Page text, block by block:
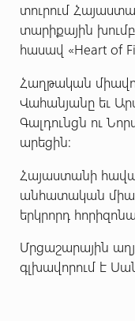
տուրում
տարիքային
հասավ «Heart of
Հաղթական
Վահանյանը եւ
Գալդունցն ու
արեցին:
Հայաստանի
անհատական
երկրորդ
Մրցաշարային
գլխավորում է